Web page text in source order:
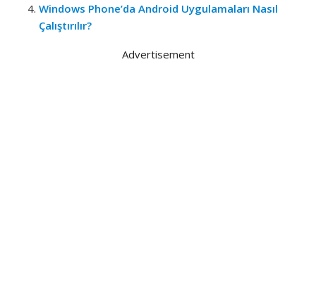
Windows Phone’da Android Uygulamaları Nasıl
Çalıştırılır?
Advertisement